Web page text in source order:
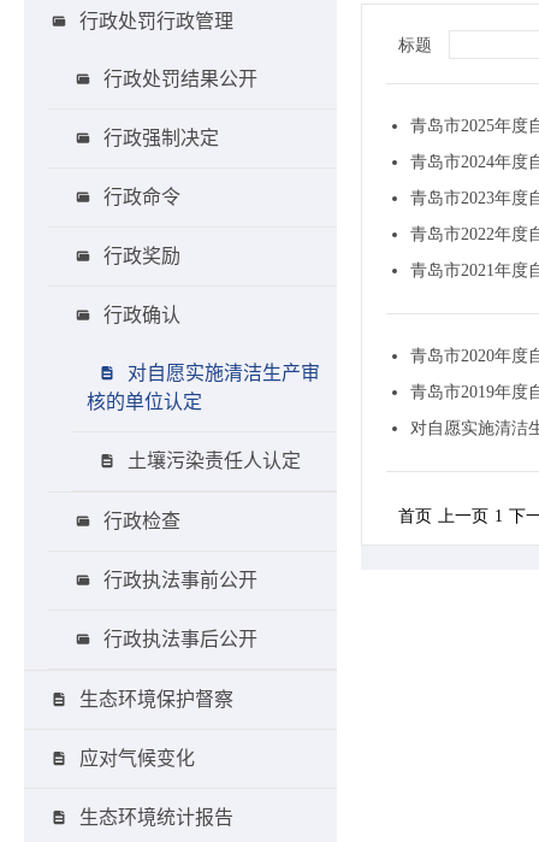
行政处罚行政管理
行政处罚结果公开
行政强制决定
行政命令
行政奖励
行政确认
对自愿实施清洁生产审
核的单位认定
土壤污染责任人认定
行政检查
行政执法事前公开
行政执法事后公开
生态环境保护督察
应对气候变化
生态环境统计报告